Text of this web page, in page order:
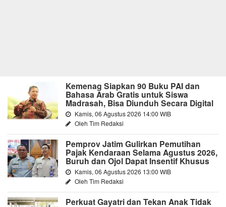
Kemenag Siapkan 90 Buku PAI dan
Bahasa Arab Gratis untuk Siswa
Madrasah, Bisa Diunduh Secara Digital
Kamis, 06 Agustus 2026 14:00 WIB
Oleh Tim Redaksi
Pemprov Jatim Gulirkan Pemutihan
Pajak Kendaraan Selama Agustus 2026,
Buruh dan Ojol Dapat Insentif Khusus
Kamis, 06 Agustus 2026 13:00 WIB
Oleh Tim Redaksi
Perkuat Gayatri dan Tekan Anak Tidak